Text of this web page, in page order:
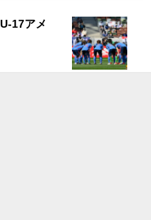
17アメ